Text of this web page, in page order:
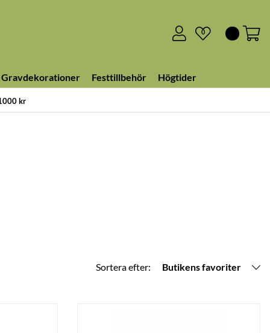
kr
0
Gravdekorationer Festtillbehör Högtider
Sortera efter: Butikens favoriter